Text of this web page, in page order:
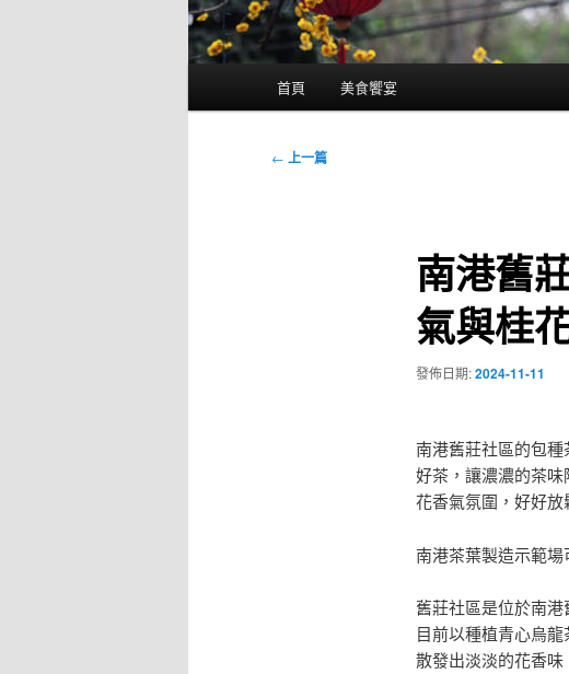
首頁 美食饗宴
文
← 上一篇
南港舊
氣與桂
發佈日期:2024-11-11
南港舊莊社區的包
好茶，讓濃濃的茶
花香氣氛圍，好好放
南港茶葉製造示範
舊莊社區是位於南
目前以種植青心烏
散發出淡淡的花香